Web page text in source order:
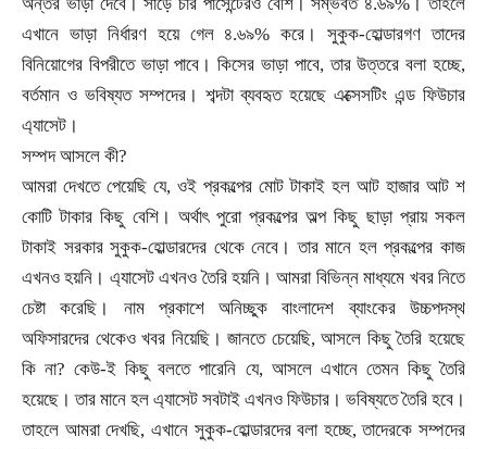
এখানে ভাড়া নির্ধারণ হয়ে গেল ৪.৬৯% করে। সুকুক-হোল্ডারগণ তাদের
বিনিয়োগের বিপরীতে ভাড়া পাবে। কিসের ভাড়া পাবে,তার উত্তরে বলা হচ্ছে,
বর্তমান ও ভবিষ্যত সম্পদের। শব্দটা ব্যবহৃত হয়েছে এক্সেসটিং এন্ড ফিউচার
এ্যাসেট।
সম্পদ আসলে কী?
আমরা দেখতে পেয়েছি যে, ওই প্রকল্পের মোট টাকাই হল আট হাজার আট শ
কোটি টাকার কিছু বেশি। অর্থাৎ পুরো প্রকল্পের অল্প কিছু ছাড়া প্রায় সকল
টাকাই সরকার সুকুক-হোল্ডারদের থেকে নেবে। তার মানে হল প্রকল্পের কাজ
এখনও হয়নি। এ্যাসেট এখনও তৈরি হয়নি। আমরা বিভিন্ন মাধ্যমে খবর নিতে
চেষ্টা করেছি। নাম প্রকাশে অনিচ্ছুক বাংলাদেশ ব্যাংকের উচ্চপদস্থ
অফিসারদের থেকেও খবর নিয়েছি। জানতে চেয়েছি,আসলে কিছু তৈরি হয়েছে
কি না?কেউ-ই কিছু বলতে পারেনি যে, আসলে এখানে তেমন কিছু তৈরি
হয়েছে। তার মানে হল এ্যাসেট সবটাই এখনও ফিউচার। ভবিষ্যতে তৈরি হবে।
তাহলে আমরা দেখছি, এখানে সুকুক-হোল্ডারদের বলা হচ্ছে,তাদেরকে সম্পদের